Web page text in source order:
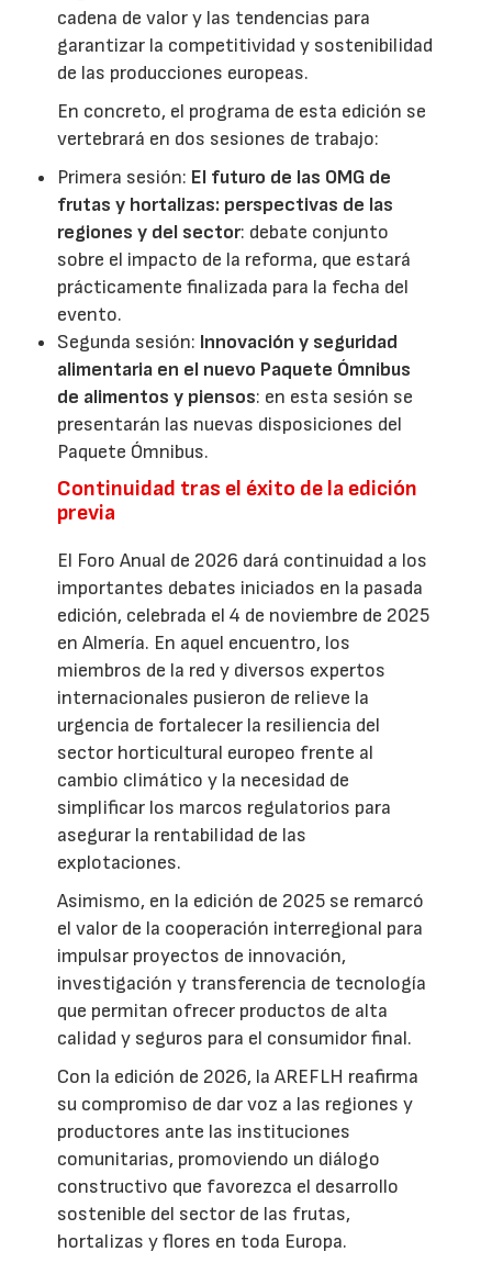
cadena de valor y las tendencias para
garantizar la competitividad y sostenibilidad
de las producciones europeas.
En concreto, el programa de esta edición se
vertebrará en dos sesiones de trabajo:
Primera sesión: El futuro de las OMG de
frutas y hortalizas: perspectivas de las
regiones y del sector: debate conjunto
sobre el impacto de la reforma, que estará
prácticamente finalizada para la fecha del
evento.
Segunda sesión: Innovación y seguridad
alimentaria en el nuevo Paquete Ómnibus
de alimentos y piensos: en esta sesión se
presentarán las nuevas disposiciones del
Paquete Ómnibus.
Continuidad tras el éxito de la edición
previa
El Foro Anual de 2026 dará continuidad a los
importantes debates iniciados en la pasada
edición, celebrada el 4 de noviembre de 2025
en Almería. En aquel encuentro, los
miembros de la red y diversos expertos
internacionales pusieron de relieve la
urgencia de fortalecer la resiliencia del
sector horticultural europeo frente al
cambio climático y la necesidad de
simplificar los marcos regulatorios para
asegurar la rentabilidad de las
explotaciones.
Asimismo, en la edición de 2025 se remarcó
el valor de la cooperación interregional para
impulsar proyectos de innovación,
investigación y transferencia de tecnología
que permitan ofrecer productos de alta
calidad y seguros para el consumidor final.
Con la edición de 2026, la AREFLH reafirma
su compromiso de dar voz a las regiones y
productores ante las instituciones
comunitarias, promoviendo un diálogo
constructivo que favorezca el desarrollo
sostenible del sector de las frutas,
hortalizas y flores en toda Europa.